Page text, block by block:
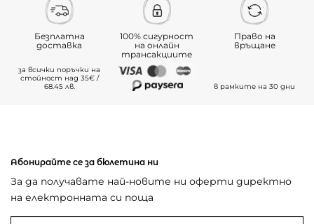
Безплатна
доставка
за всички поръчки на
стойност над 35€ /
68.45 лв.
100% сигурност
на онлайн
трансакциите
Право на
връщане
в рамките на 30 дни
Абонирайте се за бюлетина ни
За да получавате най-новите ни оферти директно
на електронната си поща